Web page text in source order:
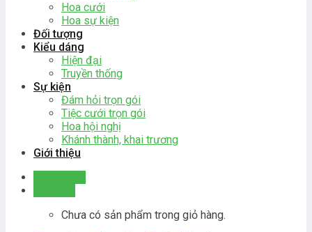
Hoa cưới
Hoa sự kiện
Đối tượng
Kiểu dáng
Hiện đại
Truyền thống
Sự kiện
Đám hỏi trọn gói
Tiệc cưới trọn gói
Hoa hội nghị
Khánh thành, khai trương
Giới thiệu
Chưa có sản phẩm trong giỏ hàng.